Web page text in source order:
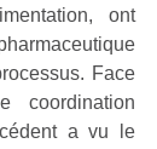
ont
Face
coordination
a vu le